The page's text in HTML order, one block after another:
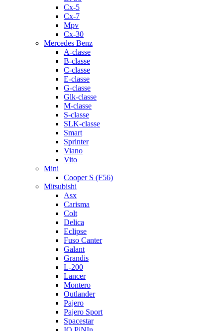
Cx-5
Cx-7
Mpv
Cx-30
Mercedes Benz
A-classe
B-classe
C-classe
E-classe
G-classe
Glk-classe
M-classe
S-classe
SLK-classe
Smart
Sprinter
Viano
Vito
Mini
Cooper S (F56)
Mitsubishi
Asx
Carisma
Colt
Delica
Eclipse
Fuso Canter
Galant
Grandis
L-200
Lancer
Montero
Outlander
Pajero
Pajero Sport
Spacestar